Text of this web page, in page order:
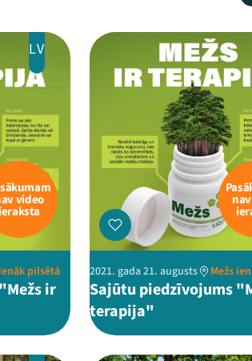
LV
video
pilsētā
ir
2021. gada 21. augusts Mežs
Sajūtu piedzīvojums
terapija"